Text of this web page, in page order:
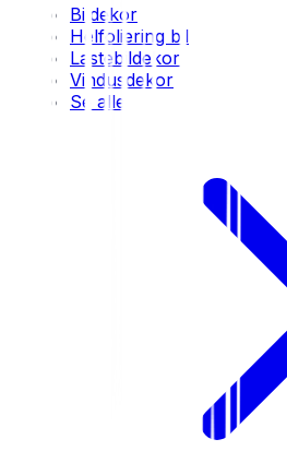
Bildekor
Helfoliering bil
Lastebildekor
Vindusdekor
Se alle